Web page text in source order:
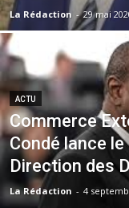
La Rédaction - 29 mai
ACTU
Commerce
Condé lance le
Direction des
La Rédaction - 4